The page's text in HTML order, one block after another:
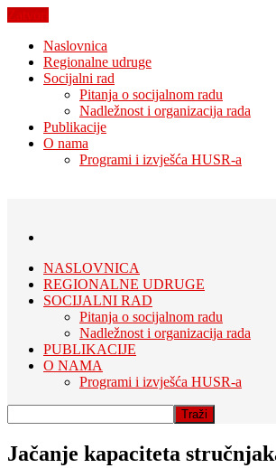
Naslovnica
Regionalne udruge
Socijalni rad
Pitanja o socijalnom radu
Nadležnost i organizacija rada
Publikacije
O nama
Programi i izvješća HUSR-a
NASLOVNICA
REGIONALNE UDRUGE
SOCIJALNI RAD
Pitanja o socijalnom radu
Nadležnost i organizacija rada
PUBLIKACIJE
O NAMA
Programi i izvješća HUSR-a
Jačanje kapaciteta